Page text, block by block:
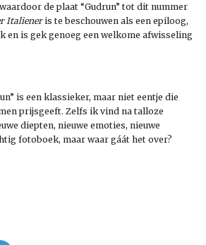
de plaat “Gudrun” tot dit nummer
Italieneris te beschouwen als een epiloog,
en is gek genoeg een welkome afwisseling
is een klassieker, maar niet eentje die
prijsgeeft. Zelfs ik vind na talloze
diepten, nieuwe emoties, nieuwe
fotoboek, maar waar gáát het over?